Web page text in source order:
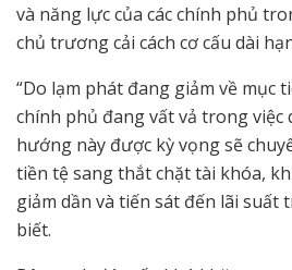
và năng lực của các chính phủ
chủ trương cải cách cơ cấu dài
“Do lạm phát đang giảm về mục
chính phủ đang vất vả trong việc
hướng này được kỳ vọng sẽ
tiền tệ sang thắt chặt tài khóa,
giảm dần và tiến sát đến lãi suất
biết.